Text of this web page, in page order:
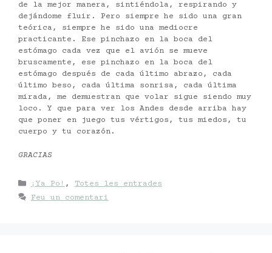
de la mejor manera, sintiéndola, respirando y
dejándome fluir. Pero siempre he sido una gran
teórica, siempre he sido una mediocre
practicante. Ese pinchazo en la boca del
estómago cada vez que el avión se mueve
bruscamente, ese pinchazo en la boca del
estómago después de cada último abrazo, cada
último beso, cada última sonrisa, cada última
mirada, me demuestran que volar sigue siendo muy
loco. Y que para ver los Andes desde arriba hay
que poner en juego tus vértigos, tus miedos, tu
cuerpo y tu corazón.
GRACIAS
Categories
¡Ya Po! , Totes les entrades
Feu un comentari